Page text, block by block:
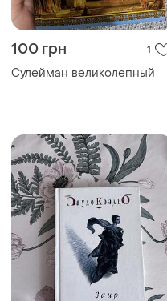
100 грн 1
Сулейман великолепный